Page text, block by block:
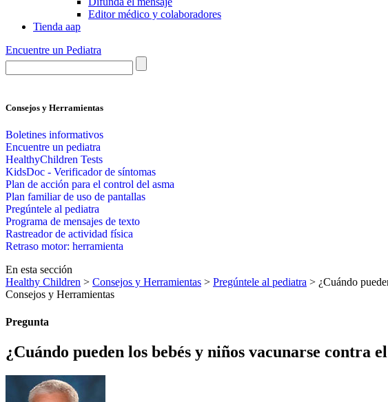
Editor médico y colaboradores
Tienda aap
Encuentre un Pediatra
Consejos y Herramientas
Boletines informativos
Encuentre un pediatra
HealthyChildren Tests
KidsDoc - Verificador de síntomas
Plan de acción para el control del asma
Plan familiar de uso de pantallas
Pregúntele al pediatra
Programa de mensajes de texto
Rastre​​ador de activida​d física
Retraso motor: herramienta
En esta sección
Healthy Children > Consejos y Herramientas > Pregúntele al pediatra > ¿Cuándo
Consejos y Herramientas
Pregunta
¿Cuándo pueden los bebés y niños vacunarse